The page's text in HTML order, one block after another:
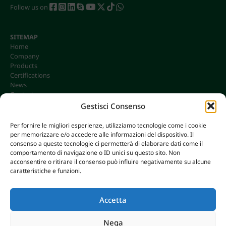
Gestisci Consenso
Per fornire le migliori esperienze, utilizziamo tecnologie come i cookie
per memorizzare e/o accedere alle informazioni del dispositivo. Il
consenso a queste tecnologie ci permetterà di elaborare dati come il
comportamento di navigazione o ID unici su questo sito. Non
acconsentire o ritirare il consenso può influire negativamente su alcune
caratteristiche e funzioni.
Accetta
Nega
Follow us on
SITEMAP
Home
Company
Products
Certifications
News
Contacts
CONTACTS
info@omgonline.it
Tel:+39 0444 400671
36040 Brendola (VI) - Italy